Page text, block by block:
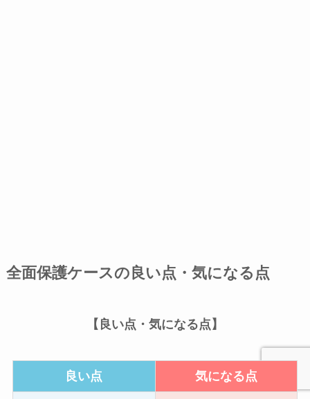
全面保護ケースの良い点・気になる点
【良い点・気になる点】
良い点 気になる点